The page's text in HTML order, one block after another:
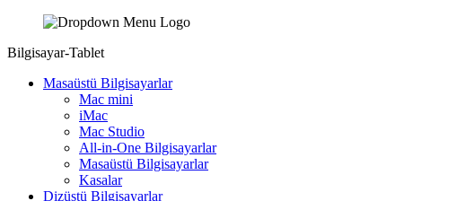
Bilgisayar-Tablet
Masaüstü Bilgisayarlar
Mac mini
iMac
Mac Studio
All-in-One Bilgisayarlar
Masaüstü Bilgisayarlar
Kasalar
Dizüstü Bilgisayarlar